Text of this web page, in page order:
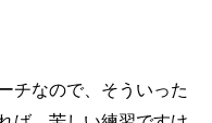
チなので、そういった